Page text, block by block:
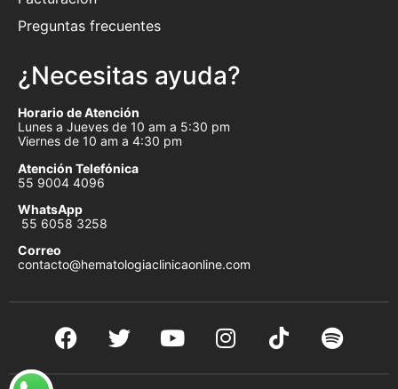
Preguntas frecuentes
¿Necesitas ayuda?
Horario de Atención
Lunes a Jueves de 10 am a 5:30 pm
Viernes de 10 am a 4:30 pm
Atención Telefónica
55 9004 4096
WhatsApp
55 6058 3258
Correo
contacto@hematologiaclinicaonline.com